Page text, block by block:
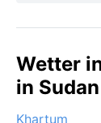
Wetter
in
Khartum